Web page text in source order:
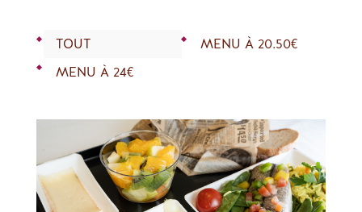
TOUT
MENU À 20.50€
MENU À 24€